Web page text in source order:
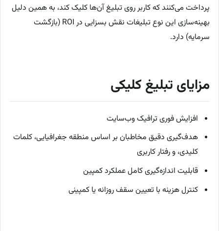
پرداخت می‌کنند که کاربر روی تبلیغ آن‌ها کلیک کند، به همین دلیل
بهینه‌سازی این نوع تبلیغات نقش بسزایی در ROI (بازگشت
سرمایه) دارد.
مزایای تبلیغ کلیکی
افزایش فوری ترافیک وب‌سایت
هدف‌گیری دقیق مخاطبان بر اساس منطقه جغرافیایی، کلمات
کلیدی، و رفتار کاربری
قابلیت اندازه‌گیری کامل عملکرد کمپین
کنترل هزینه با تعیین سقف روزانه یا کمپینی